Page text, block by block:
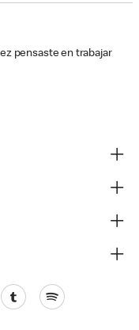
pensaste en trabajar